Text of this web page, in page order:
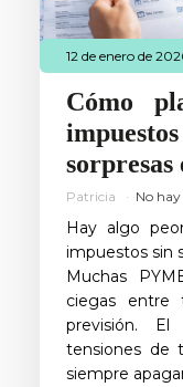
12 de enero de
Cómo
sorpresas
Patricia No
Hay algo
impuestos sin
Muchas
ciegas entre
previsión. El
tensiones de
siempre